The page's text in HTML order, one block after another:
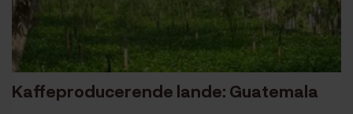
Kaffeproducerende lande: Guatemala